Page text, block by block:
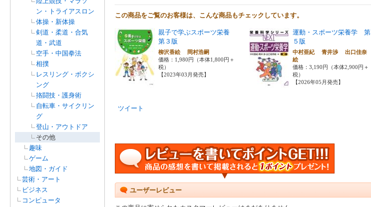
ン・トライアスロン
体操・新体操
剣道・柔道・合気
道・武道
空手・中国拳法
相撲
レスリング・ボクシ
ング
挌闘技・護身術
自転車・サイクリン
グ
登山・アウトドア
その他
趣味
ゲーム
地図・ガイド
芸術・アート
ビジネス
コンピュータ
この商品をご覧のお客様は、こんな商品もチェックしています。
親子で学ぶスポーツ栄養
第３版
柳沢香絵 岡村浩嗣
価格：1,980円（本体1,800円＋
税）
【2023年03月発売】
運動・スポーツ栄養学 第
５版
中村亜紀 青井渉 出口佳奈
絵
価格：3,190円（本体2,900円＋
税）
【2026年05月発売】
ツイート
ユーザーレビュー